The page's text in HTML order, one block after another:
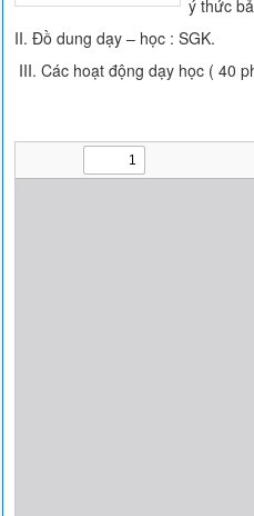
ý thức
II. Đồ dung dạy – học : SGK.
III. Các hoạt động dạy học ( 40